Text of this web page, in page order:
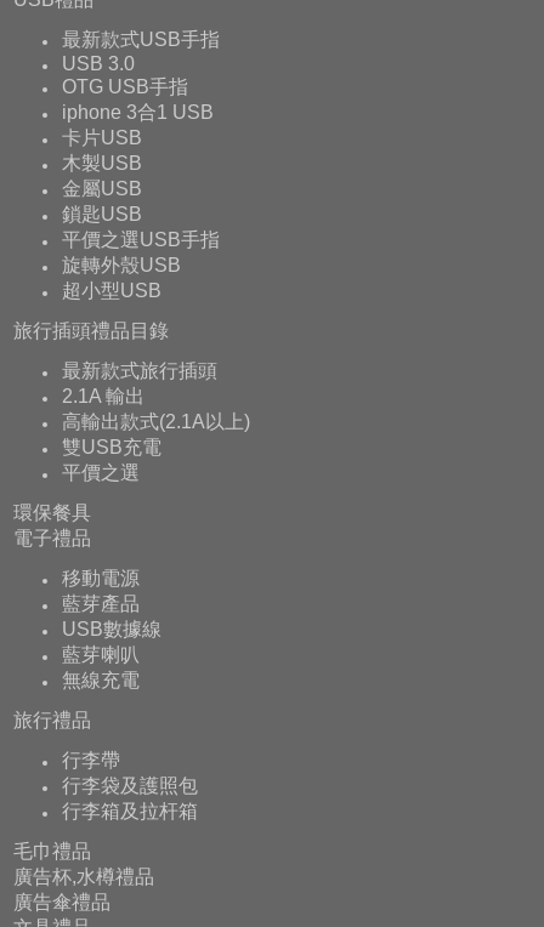
最新款式USB手指
USB 3.0
OTG USB手指
iphone 3合1 USB
卡片USB
木製USB
金屬USB
鎖匙USB
平價之選USB手指
旋轉外殼USB
超小型USB
旅行插頭禮品目錄
最新款式旅行插頭
2.1A 輸出
高輸出款式(2.1A以上)
雙USB充電
平價之選
環保餐具
電子禮品
移動電源
藍芽產品
USB數據線
藍芽喇叭
無線充電
旅行禮品
行李帶
行李袋及護照包
行李箱及拉杆箱
毛巾禮品
廣告杯,水樽禮品
廣告傘禮品